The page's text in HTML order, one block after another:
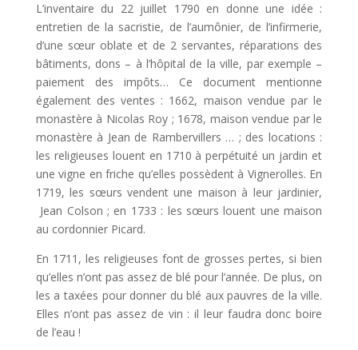
L’inventaire du 22 juillet 1790 en donne une idée :
entretien de la sacristie, de l’aumônier, de l’infirmerie,
d’une sœur oblate et de 2 servantes, réparations des
bâtiments, dons – à l’hôpital de la ville, par exemple –
paiement des impôts… Ce document mentionne
également des ventes : 1662, maison vendue par le
monastère à Nicolas Roy ; 1678, maison vendue par le
monastère à Jean de Rambervillers … ; des locations :
les religieuses louent en 1710 à perpétuité un jardin et
une vigne en friche qu’elles possèdent à Vignerolles. En
1719, les sœurs vendent une maison à leur jardinier,
Jean Colson ; en 1733 : les sœurs louent une maison
au cordonnier Picard.
En 1711, les religieuses font de grosses pertes, si bien
qu’elles n’ont pas assez de blé pour l’année. De plus, on
les a taxées pour donner du blé aux pauvres de la ville.
Elles n’ont pas assez de vin : il leur faudra donc boire
de l’eau !